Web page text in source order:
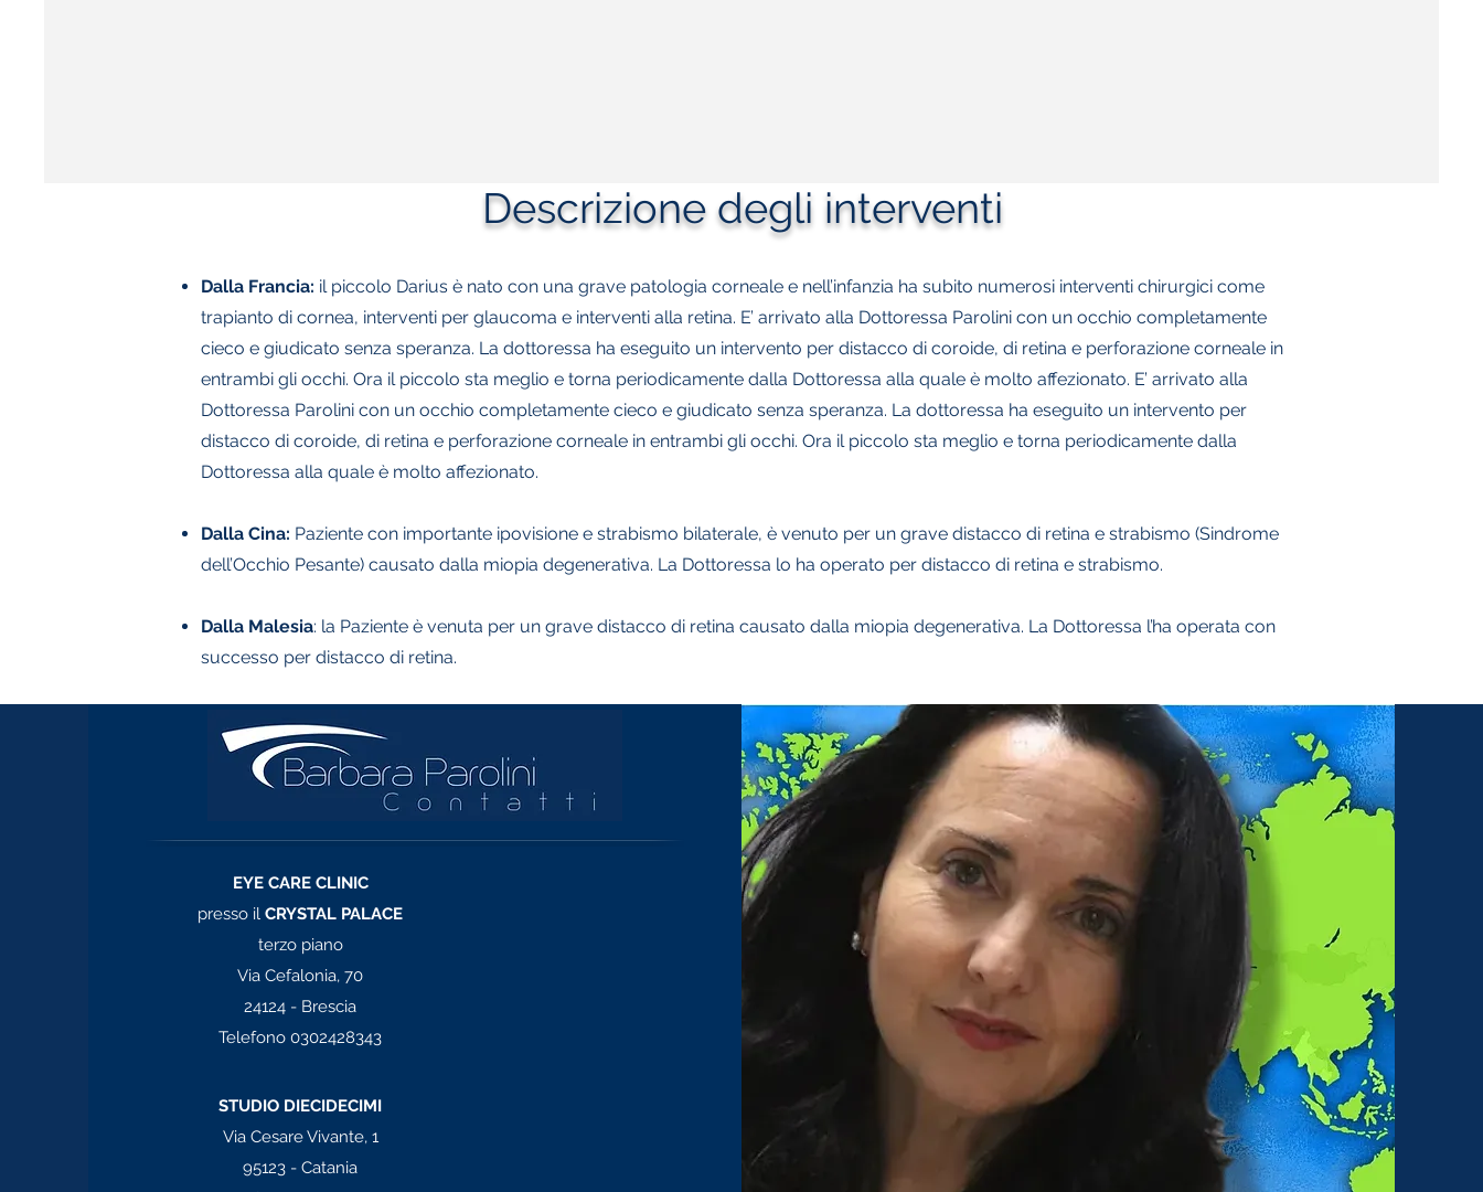
Descrizione degli interventi
Dalla Francia: il piccolo Darius è nato con una grave patologia corneale e nell’infanzia ha subito numerosi interventi chirurgici come
trapianto di cornea, interventi per glaucoma e interventi alla retina. E’ arrivato alla Dottoressa Parolini con un occhio completamente
cieco e giudicato senza speranza. La dottoressa ha eseguito un intervento per distacco di coroide, di retina e perforazione corneale in
entrambi gli occhi. Ora il piccolo sta meglio e torna periodicamente dalla Dottoressa alla quale è molto affezionato. E’ arrivato alla
Dottoressa Parolini con un occhio completamente cieco e giudicato senza speranza. La dottoressa ha eseguito un intervento per
distacco di coroide, di retina e perforazione corneale in entrambi gli occhi. Ora il piccolo sta meglio e torna periodicamente dalla
Dottoressa alla quale è molto affezionato.
Dalla Cina: Paziente con importante ipovisione e strabismo bilaterale, è venuto per un grave distacco di retina e strabismo (Sindrome
dell’Occhio Pesante) causato dalla miopia degenerativa. La Dottoressa lo ha operato per distacco di retina e strabismo.
Dalla Malesia: la Paziente è venuta per un grave distacco di retina causato dalla miopia degenerativa. La Dottoressa l’ha operata con
successo per distacco di retina.
EYE CARE CLINIC
presso il CRYSTAL PALACE
terzo piano
Via Cefalonia, 70
24124 - Brescia
Telefono 0302428343
STUDIO DIECIDECIMI
Via Cesare Vivante, 1
95123 - Catania